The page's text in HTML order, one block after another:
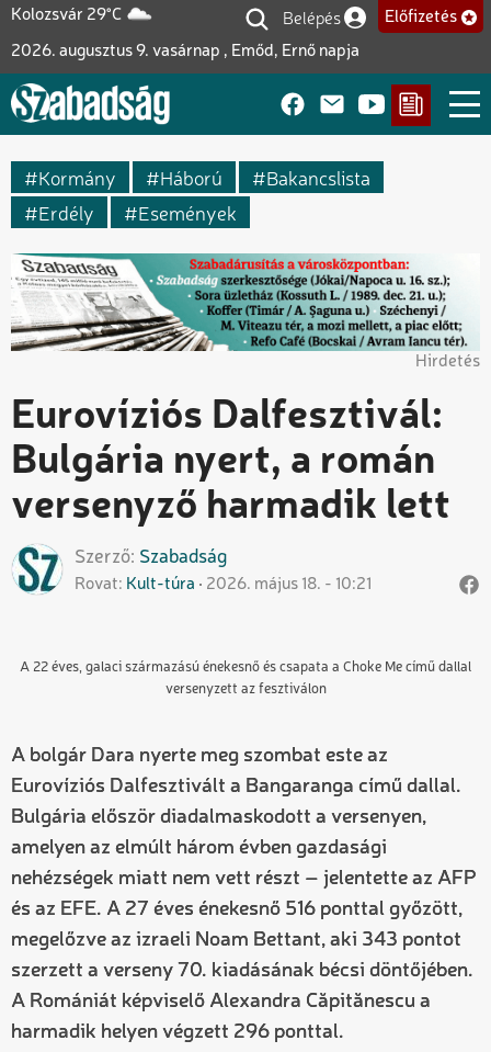
Ugrás
tartalomra
Kolozsvár 29°C
2026. augusztus 9. vasárnap , Emőd, Ernő napja
Felhasználói fiók
Belépés Előfizetés
Kormány Háború
Bakancslista
Erdély
Események
Hirdetés
Eurovíziós Dalfesztivál:
Bulgária nyert, a román
versenyző harmadik lett
Szerző Szabadság
Rovat Kult-túra 2026. május 18. - 10:21
A 22 éves, galaci származású énekesnő és csapata a Choke Me című dallal
versenyzett az fesztiválon
A bolgár Dara nyerte meg szombat este az
Eurovíziós Dalfesztivált a Bangaranga című dallal.
Bulgária először diadalmaskodott a versenyen,
amelyen az elmúlt három évben gazdasági
nehézségek miatt nem vett részt – jelentette az AFP
és az EFE. A 27 éves énekesnő 516 ponttal győzött,
megelőzve az izraeli Noam Bettant, aki 343 pontot
szerzett a verseny 70. kiadásának bécsi döntőjében.
A Romániát képviselő Alexandra Căpitănescu a
harmadik helyen végzett 296 ponttal.